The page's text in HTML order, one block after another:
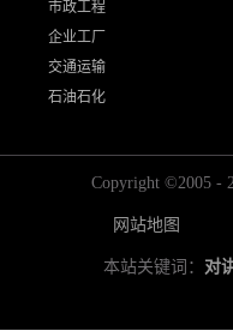
市政工程
企业工厂
交通运输
石油石化
Copyright ©2005 -
网站地图
本站关键词： 对